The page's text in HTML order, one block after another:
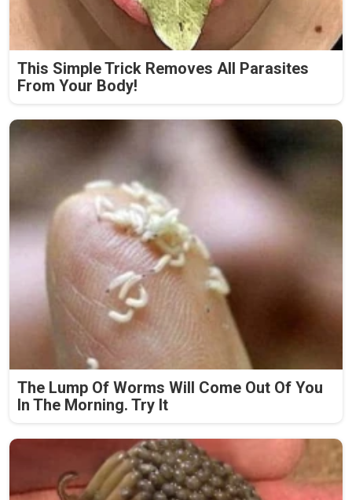
This Simple Trick Removes All Parasites
From Your Body!
The Lump Of Worms Will Come Out Of You
In The Morning. Try It